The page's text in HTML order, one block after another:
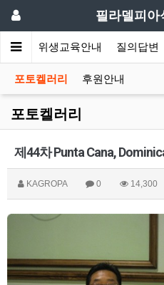
필라델피아
식 위생교육안내 질의답변
포토켈러리 후원안내
포토켈러리
제44차 Punta Cana,
KAGROPA 0 14,300